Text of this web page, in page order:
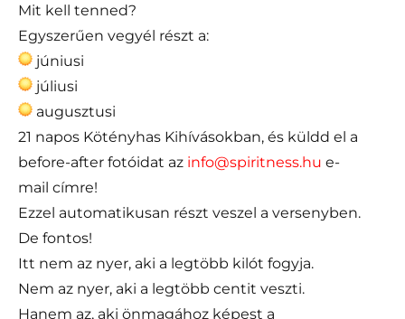
Mit kell tenned?
Egyszerűen vegyél részt a:
júniusi
júliusi
augusztusi
21 napos Kötényhas Kihívásokban, és küldd el a
before-after fotóidat az info@spiritness.hu e-
mail címre!
Ezzel automatikusan részt veszel a versenyben.
De fontos!
Itt nem az nyer, aki a legtöbb kilót fogyja.
Nem az nyer, aki a legtöbb centit veszti.
Hanem az, aki önmagához képest a